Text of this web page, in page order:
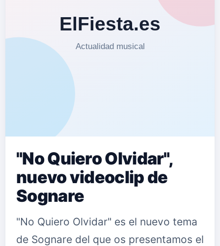
"No Quiero Olvidar",
nuevo videoclip de
Sognare
"No Quiero Olvidar" es el nuevo tema
de Sognare del que os presentamos el